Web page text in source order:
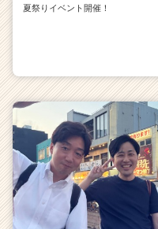
夏祭りイベント開催！